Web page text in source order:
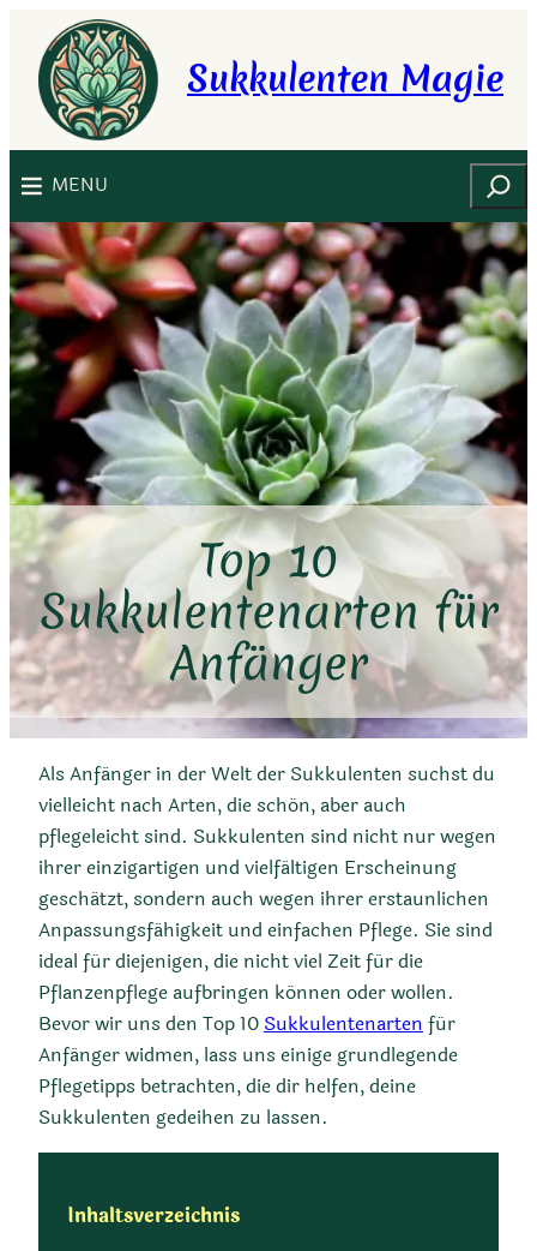
Inhalt
springen
Sukkulenten Magie
MENU Suchen
Top 10
Sukkulentenarten für
Anfänger
Als Anfänger in der Welt der Sukkulenten suchst du
vielleicht nach Arten, die schön, aber auch
pflegeleicht sind. Sukkulenten sind nicht nur wegen
ihrer einzigartigen und vielfältigen Erscheinung
geschätzt, sondern auch wegen ihrer erstaunlichen
Anpassungsfähigkeit und einfachen Pflege. Sie sind
ideal für diejenigen, die nicht viel Zeit für die
Pflanzenpflege aufbringen können oder wollen.
Bevor wir uns den Top 10 Sukkulentenarten für
Anfänger widmen, lass uns einige grundlegende
Pflegetipps betrachten, die dir helfen, deine
Sukkulenten gedeihen zu lassen.
Inhaltsverzeichnis